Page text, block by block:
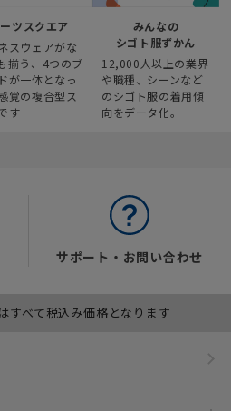
ツスクエア
スウェアがな
揃う、4つのブ
が一体となっ
覚の複合型ス
す
みんなの
シゴト服ずかん
12,000人以上の業界
や職種、シーンなど
のシゴト服の着用傾
向をデータ化。
サポート・お問い合わせ
すべて税込み価格となります